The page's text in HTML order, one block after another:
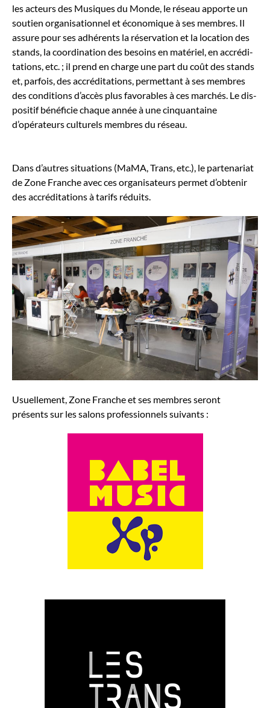
les acteurs des Musiques du Monde, le réseau apporte un
sou­tien organ­i­sa­tion­nel et économique à ses mem­bres. Il
assure pour ses adhérents la réser­va­tion et la loca­tion des
stands, la coor­di­na­tion des besoins en matériel, en accrédi­
ta­tions, etc. ; il prend en charge une part du coût des stands
et, par­fois, des accrédi­ta­tions, per­me­t­tant à ses mem­bres
des con­di­tions d’ac­cès plus favor­ables à ces marchés. Le dis­
posi­tif béné­fi­cie chaque année à une cinquan­taine
d’opérateurs cul­turels mem­bres du réseau.
Dans d’autres sit­u­a­tions (MaMA, Trans, etc.), le parte­nar­i­at
de Zone Franche avec ces organ­isa­teurs per­met d’obtenir
des accrédi­ta­tions à tar­ifs réduits.
Usuelle­ment, Zone Franche et ses mem­bres seront
présents sur les salons pro­fes­sion­nels suiv­ants :